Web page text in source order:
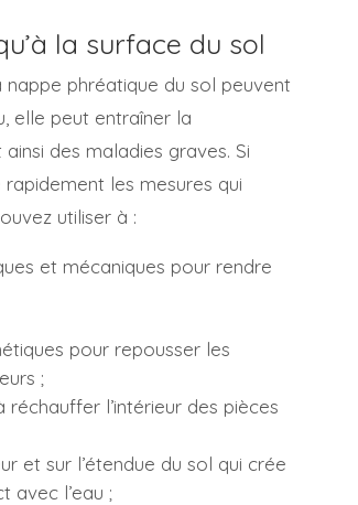
la surface du sol
nappe phréatique du sol peuvent
elle peut entraîner la
des maladies graves. Si
les mesures qui
utiliser à :
et mécaniques pour rendre
pour repousser les
;
l’intérieur des pièces
et sur l’étendue du sol qui crée
avec l’eau ;